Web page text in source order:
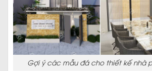
Gợi ý các mẫu đá cho thiết kế nhà